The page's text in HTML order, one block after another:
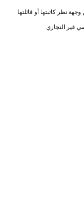
نظر كاتبتها أو قائلتها
غير التجاري